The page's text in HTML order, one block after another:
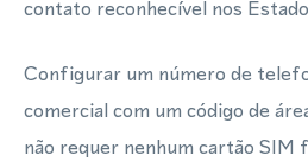
contato reconhecível nos
Configurar um número de
comercial com um código de
não requer nenhum cartão SIM